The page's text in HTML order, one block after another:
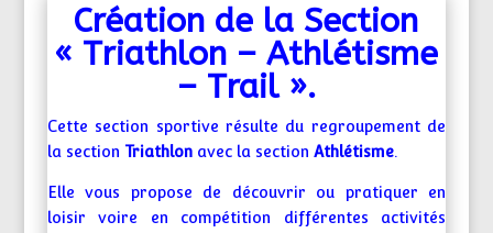
Création de la Section
« Triathlon – Athlétisme
– Trail ».
Cette section sportive résulte du regroupement de
la section Triathlonavec la section Athlétisme.
Elle vous propose de découvrir ou pratiquer en
loisir voire en compétition différentes activités